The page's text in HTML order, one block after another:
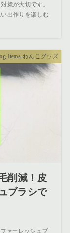
策が大切です。
出作りを楽しむ
Items-わんこグッズ
削減！皮
ブラシで
ァーレッシュブ